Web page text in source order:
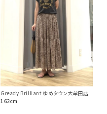
Gready Brilliant ゆめタウン大牟田店
162cm